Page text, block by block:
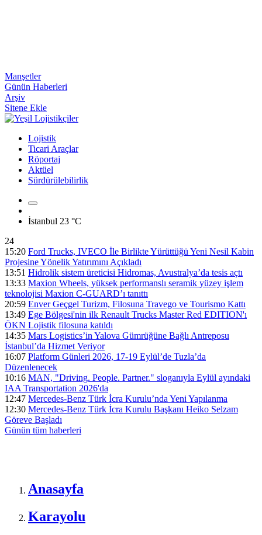
Manşetler
Günün Haberleri
Arşiv
Sitene Ekle
Lojistik
Ticari Araçlar
Röportaj
Aktüel
Sürdürülebilirlik
İstanbul 23 °C
24
15:20 Ford Trucks, IVECO İle Birlikte Yürüttüğü Yeni Nesil Kabin
Projesine Yönelik Yatırımını Açıkladı
13:51 Hidrolik sistem üreticisi Hidromas, Avustralya’da tesis açtı
13:33 Maxion Wheels, yüksek performanslı seramik yüzey işlem
teknolojisi Maxion C-GUARD’ı tanıttı
20:59 Enver Geçgel Turizm, Filosuna Travego ve Tourismo Kattı
13:49 Ege Bölgesi'nin ilk Renault Trucks Master Red EDITION'ı
ÖKN Lojistik filosuna katıldı
14:35 Mars Logistics’in Yalova Gümrüğüne Bağlı Antreposu
İstanbul’da Hizmet Veriyor
16:07 Platform Günleri 2026, 17-19 Eylül’de Tuzla’da
Düzenlenecek
10:16 MAN, "Driving. People. Partner." sloganıyla Eylül ayındaki
IAA Transportation 2026'da
12:47 Mercedes-Benz Türk İcra Kurulu’nda Yeni Yapılanma
12:30 Mercedes-Benz Türk İcra Kurulu Başkanı Heiko Selzam
Göreve Başladı
Günün tüm haberleri
Anasayfa
Karayolu